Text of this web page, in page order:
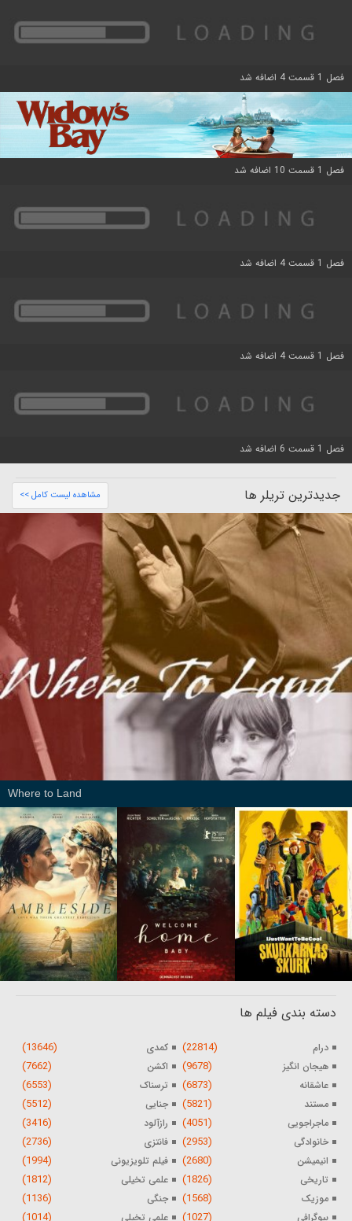
فصل 1 قسمت 4 اضافه شد
فصل 1 قسمت 10 اضافه شد
فصل 1 قسمت 4 اضافه شد
فصل 1 قسمت 4 اضافه شد
فصل 1 قسمت 6 اضافه شد
جدیدترین تریلر ها مشاهده لیست کامل >>
Where to Land
دسته بندی فیلم ها
درام (22814) کمدی (13646)
هیجان انگیز (9678) اکشن (7662)
عاشقانه (6873) ترسناک (6553)
مستند (5821) جنایی (5512)
ماجراجویی (4051) رازآلود (3416)
خانوادگی (2953) فانتزی (2736)
انیمیشن (2680) فیلم تلویزیونی (1994)
تاریخی (1826) علمی تخیلی (1812)
موزیک (1568) جنگی (1136)
بیوگرافی (1027) علمی تخیلی (1014)